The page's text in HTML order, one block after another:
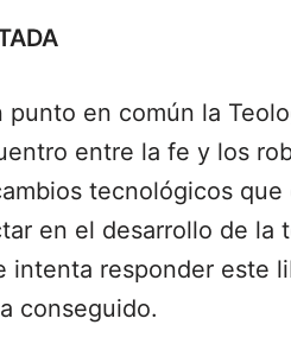
punto en común la
entre la fe y los
tecnológicos
en el desarrollo de la
intenta responder este
conseguido.